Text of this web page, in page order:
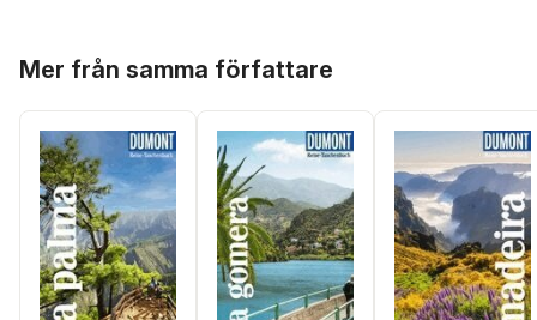
Mer från samma författare